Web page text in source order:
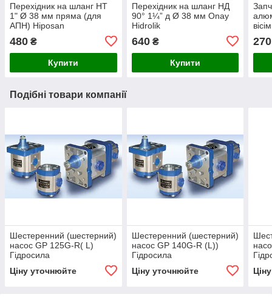
Перехідник на шланг НТ
1" Ø 38 мм пряма (для
АПН) Hiposan
480 ₴
Купити
Перехідник на шланг НД
90° 1¼” д Ø 38 мм Onay
Hidrolik
640₴
Купити
270
Подібні товари компанії
Шестеренний (шестерний)
насос GP 125G-R( L)
Гідросила
Ціну уточнюйте
Шестеренний (шестерний)
насос GP 140G-R (L))
Гідросила
Ціну уточнюйте